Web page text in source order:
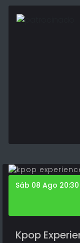
Sáb 08 Ago 20:30
Kpop